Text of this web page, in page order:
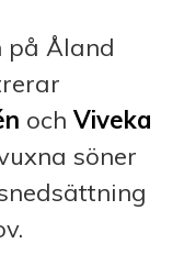
på Åland
och Viveka
söner